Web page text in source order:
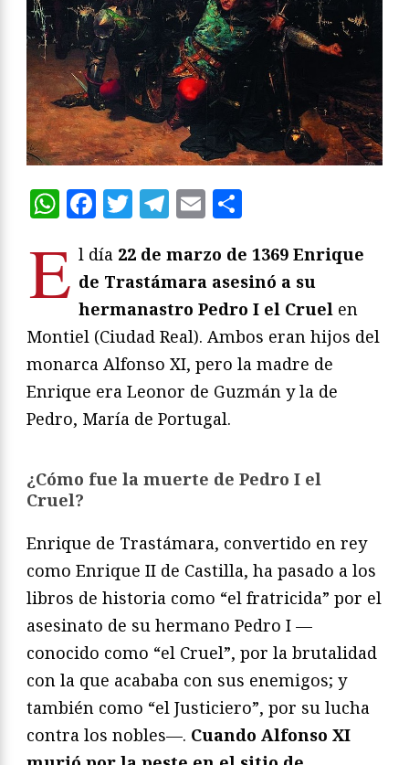
WhatsApp
Facebook
Twitter
Telegram
Email
E l día 22 de marzo de 1369 Enrique
de Trastámara asesinó a su
hermanastro Pedro I el Cruel en
Montiel (Ciudad Real). Ambos eran hijos del
monarca Alfonso XI, pero la madre de
Enrique era Leonor de Guzmán y la de
Pedro, María de Portugal.
¿Cómo fue la muerte de Pedro I el
Cruel?
Enrique de Trastámara, convertido en rey
como Enrique II de Castilla, ha pasado a los
libros de historia como “el fratricida” por el
asesinato de su hermano Pedro I —
conocido como “el Cruel”, por la brutalidad
con la que acababa con sus enemigos; y
también como “el Justiciero”, por su lucha
contra los nobles—. Cuando Alfonso XI